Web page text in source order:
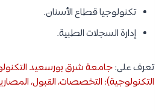
تكنولوجيا قطاع الأسنان.
إدارة السجلات الطبية.
تعرف على:جامعة شرق بورسعيد
التكنولوجية): التخصصات، القبول،